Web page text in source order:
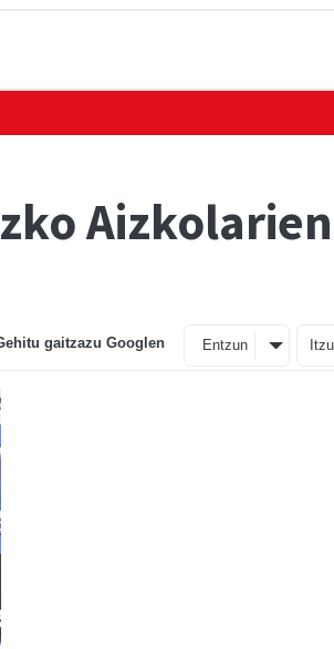
Aizkolarien
gaitzazu Googlen Entzun